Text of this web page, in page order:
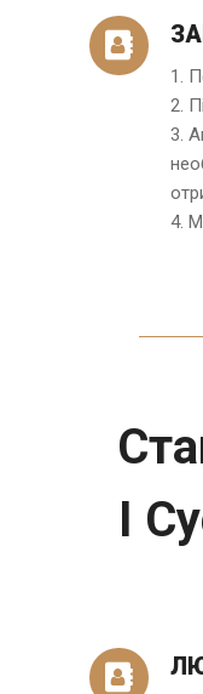
1.
2.
3.
4.
І